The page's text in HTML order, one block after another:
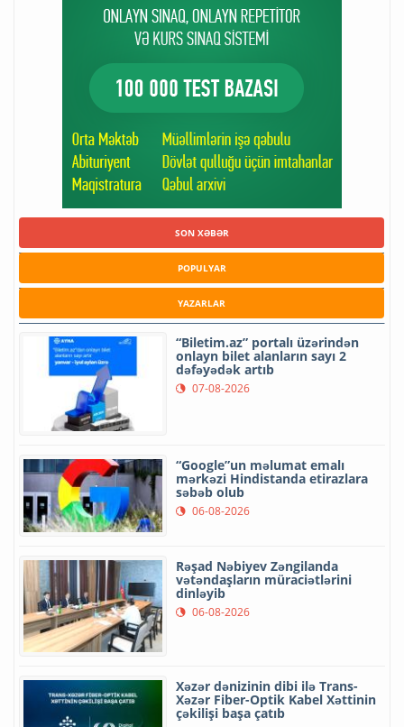
SON XƏBƏR
POPULYAR
YAZARLAR
“Biletim.az” portalı üzərindən
onlayn bilet alanların sayı 2
dəfəyədək artıb
07-08-2026
“Google”un məlumat emalı
mərkəzi Hindistanda etirazlara
səbəb olub
06-08-2026
Rəşad Nəbiyev Zəngilanda
vətəndaşların müraciətlərini
dinləyib
06-08-2026
Xəzər dənizinin dibi ilə Trans-
Xəzər Fiber-Optik Kabel Xəttinin
çəkilişi başa çatıb